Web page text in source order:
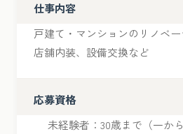
仕事内容
戸建て・マンションのリノベー
店舗内装、設備交換など
応募資格
未経験者：30歳まで（一か